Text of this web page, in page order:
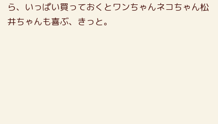
ら、いっぱい買っておくとワンちゃんネコちゃん松
井ちゃんも喜ぶ、きっと。